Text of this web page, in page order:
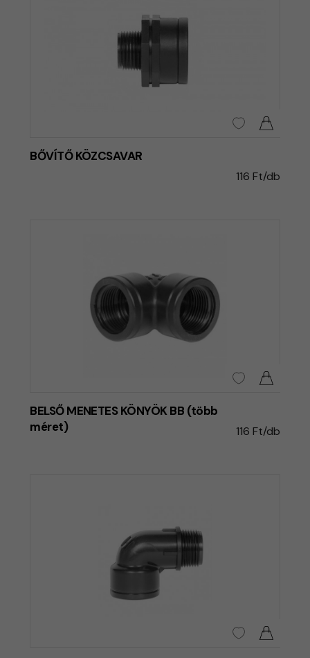
BŐVÍTŐ KÖZCSAVAR
116 Ft/db
BELSŐ MENETES KÖNYÖK BB (több
méret)
116 Ft/db